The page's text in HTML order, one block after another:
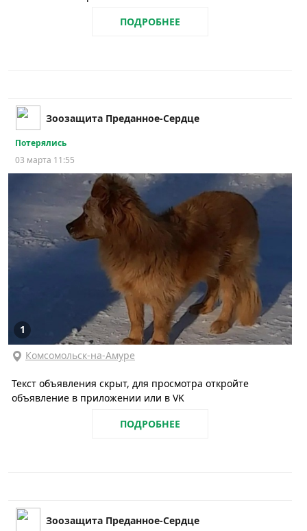
ПОДРОБНЕЕ
Зоозащита Преданное-Сердце
Потерялись
03 марта 11:55
1
Комсомольск-на-Амуре
Текст объявления скрыт, для просмотра откройте
объявление в приложении или в VK
ПОДРОБНЕЕ
Зоозащита Преданное-Сердце